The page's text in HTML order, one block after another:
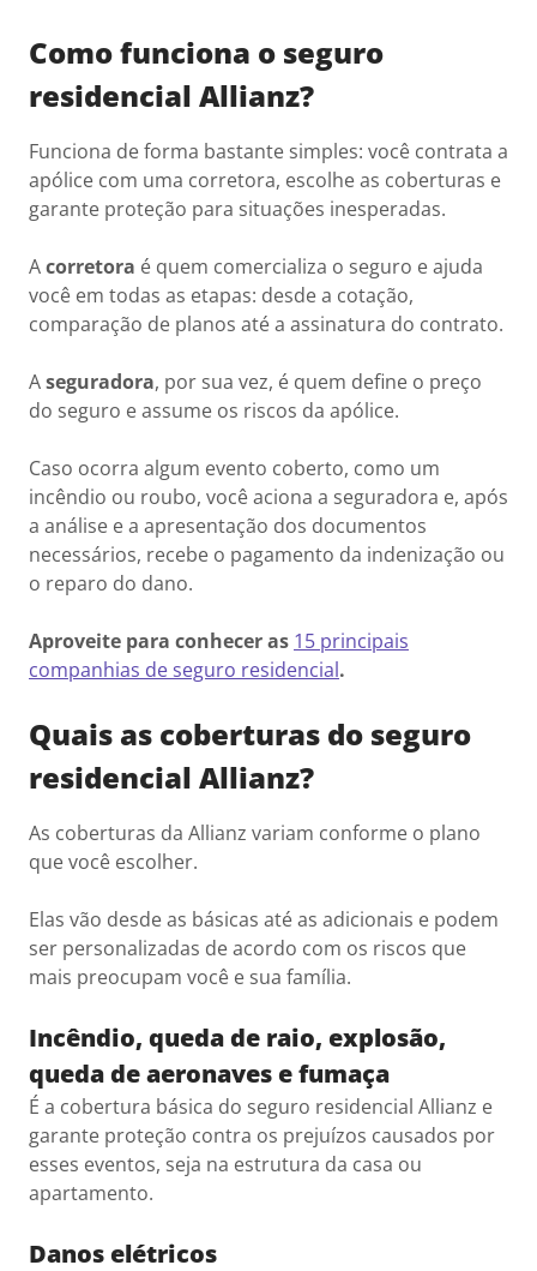
Como funciona o seguro
residencial Allianz?
Funciona de forma bastante simples: você contrata a
apólice com uma corretora, escolhe as coberturas e
garante proteção para situações inesperadas.
Acorretora é quem comercializa o seguro e ajuda
você em todas as etapas: desde a cotação,
comparação de planos até a assinatura do contrato.
Aseguradora, por sua vez, é quem define o preço
do seguro e assume os riscos da apólice.
Caso ocorra algum evento coberto, como um
incêndio ou roubo, você aciona a seguradora e, após
a análise e a apresentação dos documentos
necessários, recebe o pagamento da indenização ou
o reparo do dano.
Aproveite para conhecer as 15 principais
companhias de seguro residencial.
Quais as coberturas do seguro
residencial Allianz?
As coberturas da Allianz variam conforme o plano
que você escolher.
Elas vão desde as básicas até as adicionais e podem
ser personalizadas de acordo com os riscos que
mais preocupam você e sua família.
Incêndio, queda de raio, explosão,
queda de aeronaves e fumaça
É a cobertura básica do seguro residencial Allianz e
garante proteção contra os prejuízos causados por
esses eventos, seja na estrutura da casa ou
apartamento.
Danos elétricos